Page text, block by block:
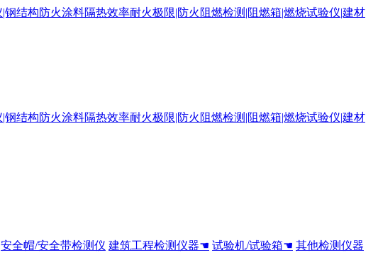
安全帽/安全带检测仪 建筑工程检测仪器☚ 试验机/试验箱☚ 其他检测仪器